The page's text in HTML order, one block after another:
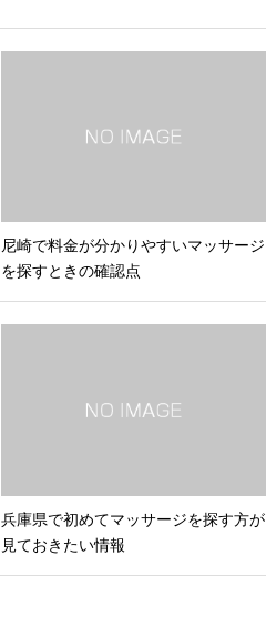
尼崎で料金が分かりやすいマッサージ
を探すときの確認点
兵庫県で初めてマッサージを探す方が
見ておきたい情報